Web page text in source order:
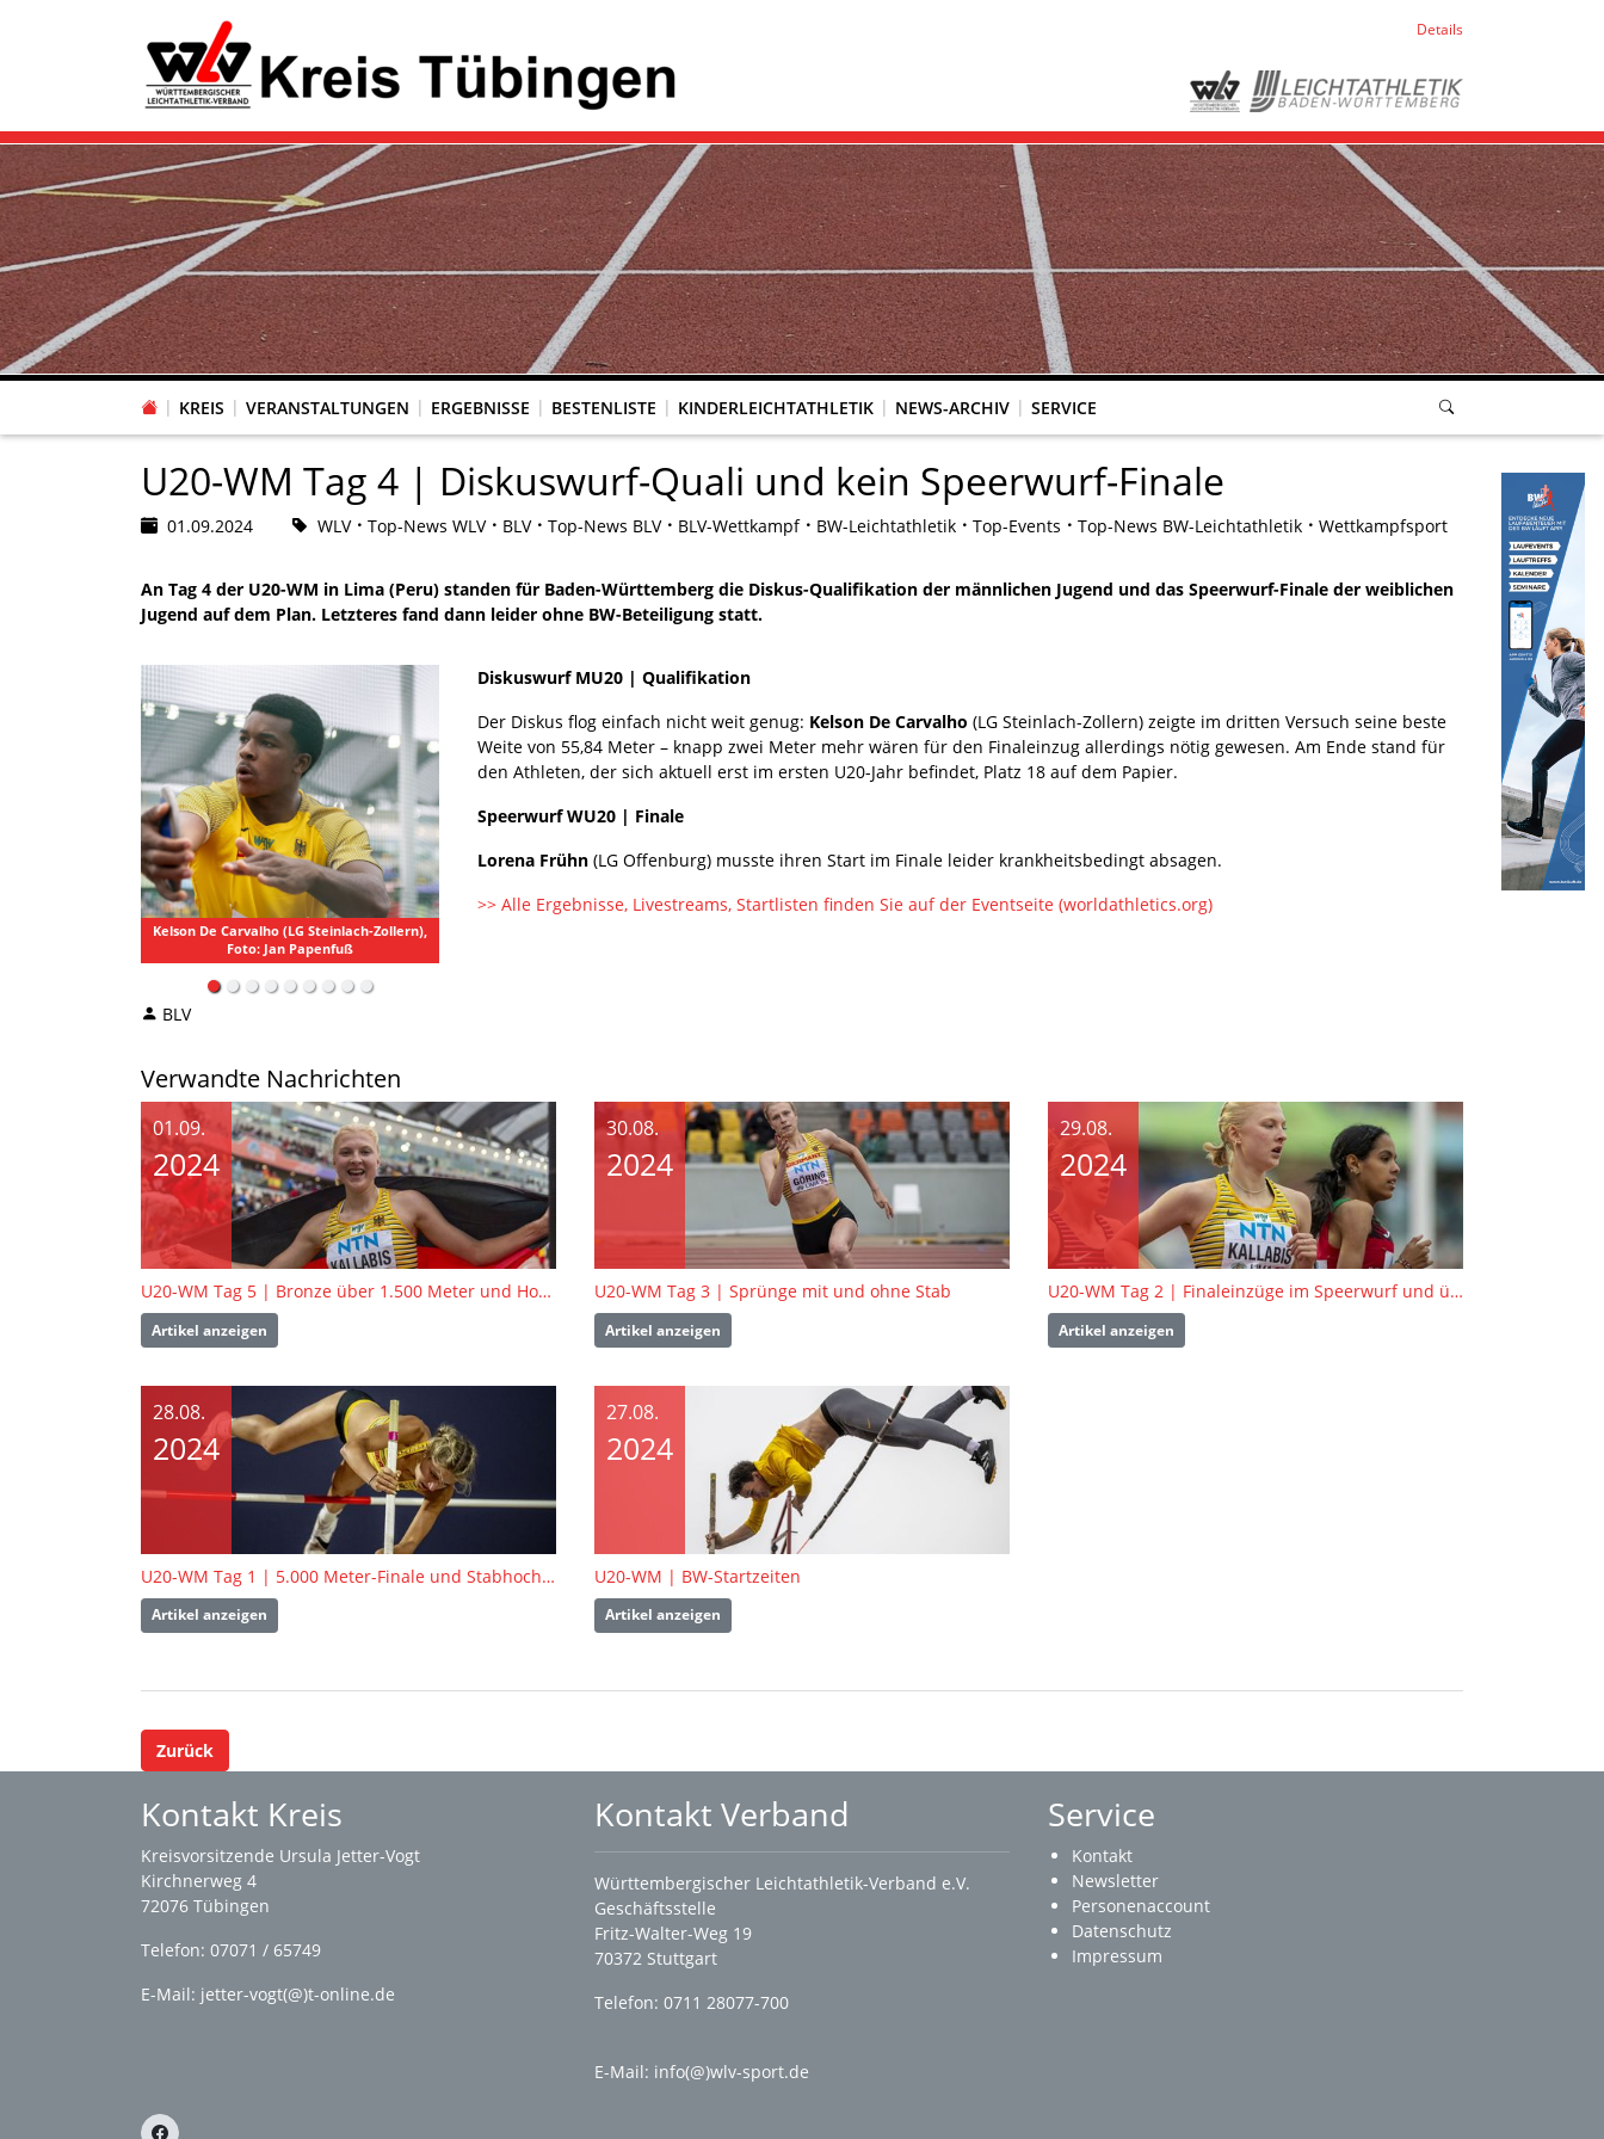
Details
KREIS VERANSTALTUNGEN ERGEBNISSE BESTENLISTE KINDERLEICHTATHLETIK NEWS-ARCHIV SERVICE
U20-WM Tag 4 | Diskuswurf-Quali und kein Speerwurf-Finale
01.09.2024 WLV Top-News WLV BLV Top-News BLV BLV-Wettkampf BW-Leichtathletik Top-Events Top-News BW-Leichtathletik Wettkampfsport
An Tag 4 der U20-WM in Lima (Peru) standen für Baden-Württemberg die Diskus-Qualifikation der männlichen Jugend und das Speerwurf-Finale der weiblichen
Jugend auf dem Plan. Letzteres fand dann leider ohne BW-Beteiligung statt.
Kelson De Carvalho (LG Steinlach-Zollern),
Foto: Jan Papenfuß
Diskuswurf MU20 | Qualifikation
Der Diskus flog einfach nicht weit genug: Kelson De Carvalho (LG Steinlach-Zollern) zeigte im dritten Versuch seine beste
Weite von 55,84 Meter – knapp zwei Meter mehr wären für den Finaleinzug allerdings nötig gewesen. Am Ende stand für
den Athleten, der sich aktuell erst im ersten U20-Jahr befindet, Platz 18 auf dem Papier.
Speerwurf WU20 | Finale
Lorena Frühn (LG Offenburg) musste ihren Start im Finale leider krankheitsbedingt absagen.
>> Alle Ergebnisse, Livestreams, Startlisten finden Sie auf der Eventseite (worldathletics.org)
BLV
Verwandte Nachrichten
01.09.
2024
U20-WM Tag 5 | Bronze über 1.500 Meter und Hochsprung-Achte
Artikel anzeigen
30.08.
2024
U20-WM Tag 3 | Sprünge mit und ohne Stab
Artikel anzeigen
29.08.
2024
U20-WM Tag 2 | Finaleinzüge im Speerwurf und über 1.500 Meter
Artikel anzeigen
28.08.
2024
U20-WM Tag 1 | 5.000 Meter-Finale und Stabhochsprung-Quali
Artikel anzeigen
27.08.
2024
U20-WM | BW-Startzeiten
Artikel anzeigen
Zurück
Kontakt Kreis
Kreisvorsitzende Ursula Jetter-Vogt
Kirchnerweg 4
72076 Tübingen
Telefon: 07071 / 65749
E-Mail: jetter-vogt(@)t-online.de
Kontakt Verband
Württembergischer Leichtathletik-Verband e.V.
Geschäftsstelle
Fritz-Walter-Weg 19
70372 Stuttgart
Telefon: 0711 28077-700
E-Mail: info(@)wlv-sport.de
Service
Kontakt
Newsletter
Personenaccount
Datenschutz
Impressum